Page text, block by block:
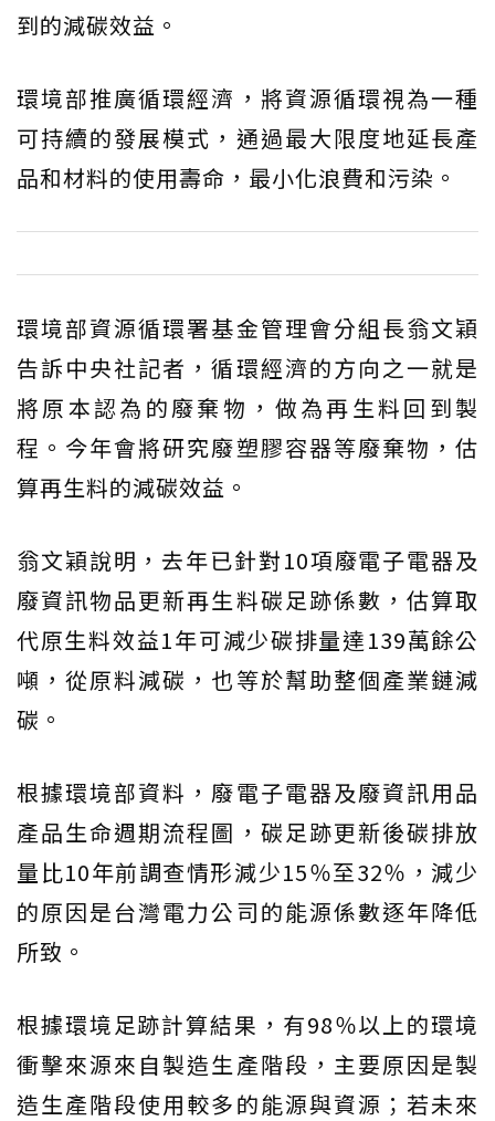
到的減碳效益。
環境部推廣循環經濟，將資源循環視為一種
可持續的發展模式，通過最大限度地延長產
品和材料的使用壽命，最小化浪費和污染。
環境部資源循環署基金管理會分組長翁文穎
告訴中央社記者，循環經濟的方向之一就是
將原本認為的廢棄物，做為再生料回到製
程。今年會將研究廢塑膠容器等廢棄物，估
算再生料的減碳效益。
翁文穎說明，去年已針對10項廢電子電器及
廢資訊物品更新再生料碳足跡係數，估算取
代原生料效益1年可減少碳排量達139萬餘公
噸，從原料減碳，也等於幫助整個產業鏈減
碳。
根據環境部資料，廢電子電器及廢資訊用品
產品生命週期流程圖，碳足跡更新後碳排放
量比10年前調查情形減少15％至32％，減少
的原因是台灣電力公司的能源係數逐年降低
所致。
根據環境足跡計算結果，有98％以上的環境
衝擊來源來自製造生產階段，主要原因是製
造生產階段使用較多的能源與資源；若未來